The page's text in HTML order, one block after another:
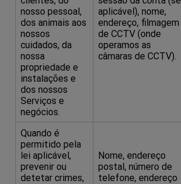
nosso pessoal,
dos animais aos
nossos
cuidados, da
nossa
propriedade e
instalações e
dos nossos
Serviços e
negócios.
aplicável), nome,
endereço, filmagem
de CCTV (onde
operamos as
câmaras de CCTV).
Quando é
permitido pela
lei aplicável,
prevenir ou
detetar crimes,
Nome, endereço
postal, número de
telefone, endereço